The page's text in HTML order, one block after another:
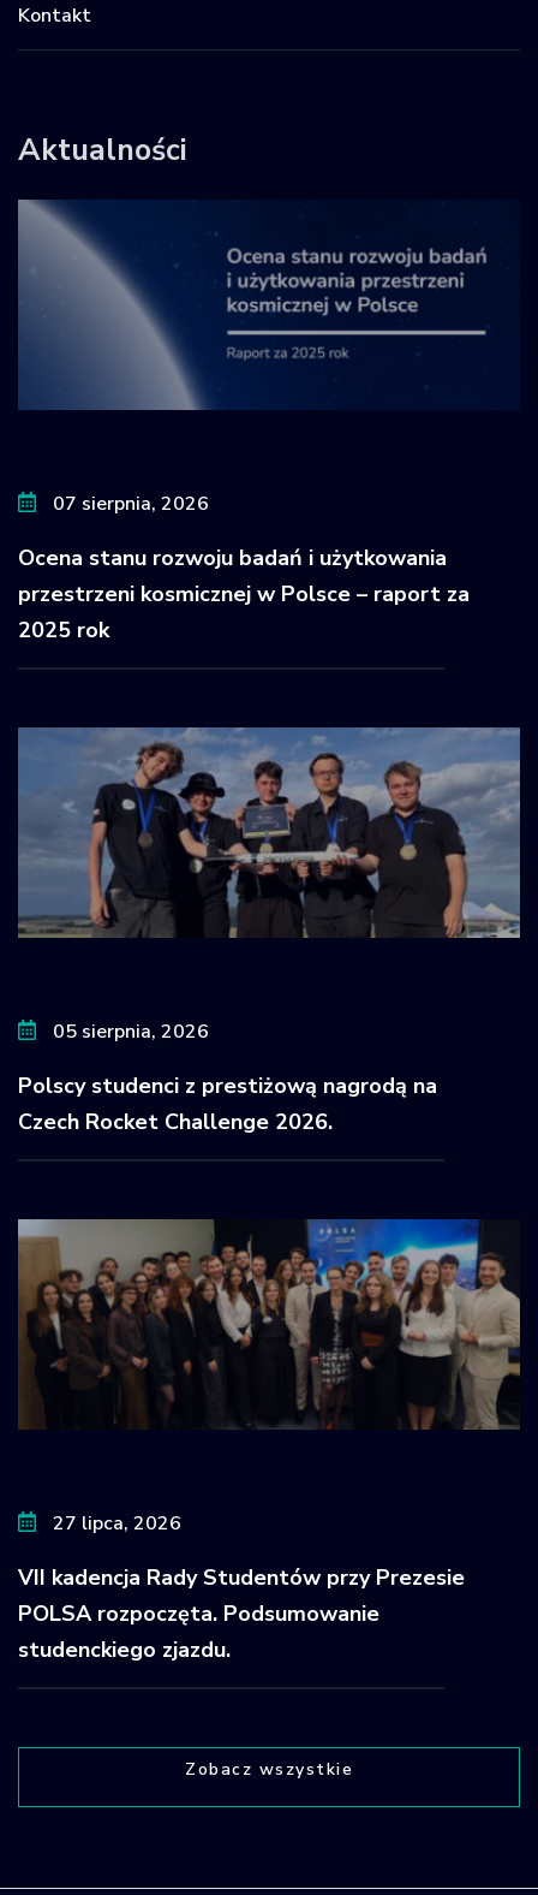
Kontakt
Aktualności
07 sierpnia, 2026
Ocena stanu rozwoju badań i użytkowania
przestrzeni kosmicznej w Polsce – raport za
2025 rok
05 sierpnia, 2026
Polscy studenci z prestiżową nagrodą na
Czech Rocket Challenge 2026.
27 lipca, 2026
VII kadencja Rady Studentów przy Prezesie
POLSA rozpoczęta. Podsumowanie
studenckiego zjazdu.
Zobacz wszystkie